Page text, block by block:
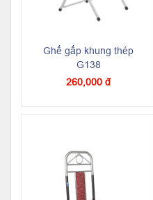
Ghế gấp khung thép
G138
260,000 đ